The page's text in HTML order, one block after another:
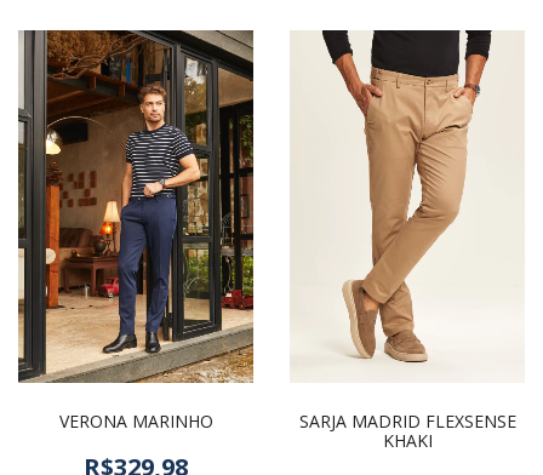
VERONA MARINHO
R$329,98
SARJA MADRID FLEXSENSE
KHAKI